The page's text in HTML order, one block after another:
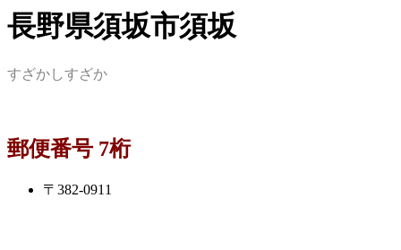
長野県須坂市須坂
すざかしすざか
郵便番号 7桁
〒382-0911